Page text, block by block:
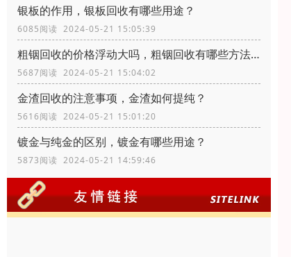
银板的作用，银板回收有哪些用途？
6085阅读 2024-05-21 15:05:39
粗铟回收的价格浮动大吗，粗铟回收有哪些方法？
5687阅读 2024-05-21 15:04:02
金渣回收的注意事项，金渣如何提纯？
5616阅读 2024-05-21 15:01:20
镀金与纯金的区别，镀金有哪些用途？
5873阅读 2024-05-21 14:59:46